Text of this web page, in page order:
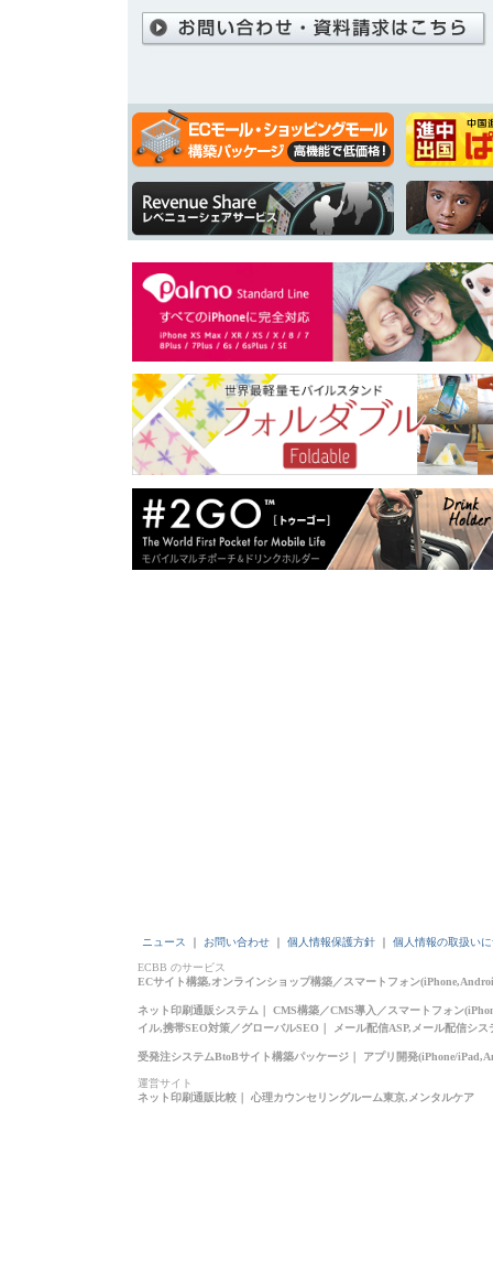
ニュース ｜ お問い合わせ ｜ 個人情報保護方針 ｜ 個人情報の取扱い
ECBB のサービス
ECサイト構築,オンラインショップ構築／ スマートフォン
ネット印刷通販システム CMS構築／CMS導入 ／ スマートフォン
イル,携帯SEO対策／グローバルSEO メール配信ASP,メール配信シス
受発注システムBtoBサイト構築パッケージ アプリ開発(iPhone/
運営サイト
ネット印刷通販比較
心理カウンセリングルーム東京,メンタルケア